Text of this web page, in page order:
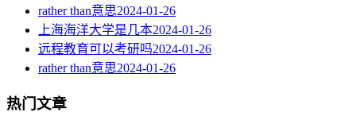
rather than意思2024-01-26
上海海洋大学是几本2024-01-26
远程教育可以考研吗2024-01-26
rather than意思2024-01-26
热门文章